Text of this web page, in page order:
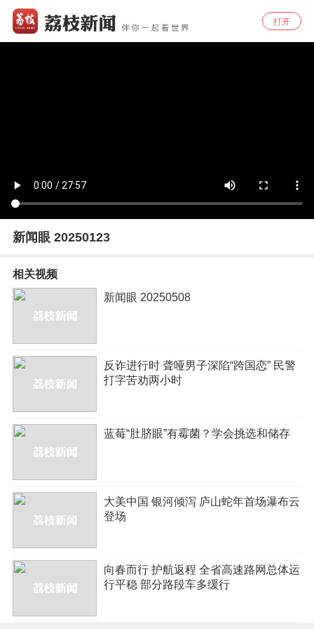
打开
新闻眼 20250123
相关视频
新闻眼 20250508
反诈进行时 聋哑男子深陷“跨国恋” 民警
打字苦劝两小时
蓝莓“肚脐眼”有霉菌？学会挑选和储存
大美中国 银河倾泻 庐山蛇年首场瀑布云
登场
向春而行 护航返程 全省高速路网总体运
行平稳 部分路段车多缓行